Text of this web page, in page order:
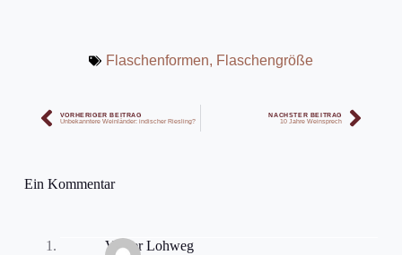
Flaschenformen, Flaschengröße
VORHERIGER BEITRAG
Unbekanntere Weinländer: indischer Riesling?
NÄCHSTER BEITRAG
10 Jahre Weinsprech
Ein Kommentar
Volker Lohweg